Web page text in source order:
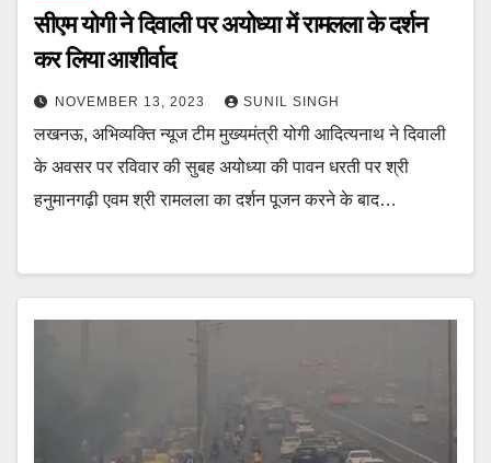
सीएम योगी ने दिवाली पर अयोध्या में रामलला के दर्शन
कर लिया आशीर्वाद
NOVEMBER 13, 2023 SUNIL SINGH
लखनऊ, अभिव्यक्ति न्यूज टीम मुख्यमंत्री योगी आदित्यनाथ ने दिवाली
के अवसर पर रविवार की सुबह अयोध्या की पावन धरती पर श्री
हनुमानगढ़ी एवम श्री रामलला का दर्शन पूजन करने के बाद…